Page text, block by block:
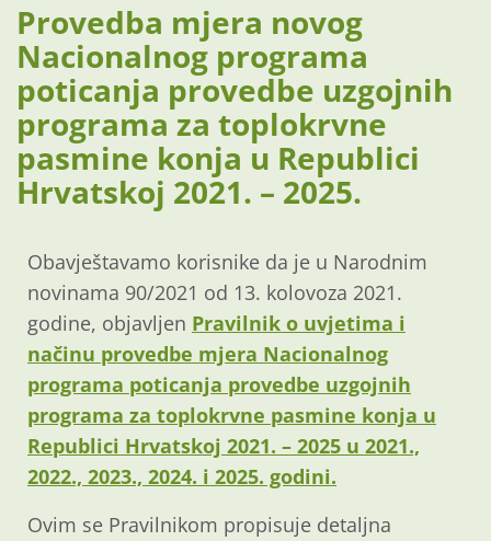
Provedba mjera novog
Nacionalnog programa
poticanja provedbe uzgojnih
programa za toplokrvne
pasmine konja u Republici
Hrvatskoj 2021. – 2025.
Obavještavamo korisnike da je u Narodnim
novinama 90/2021 od 13. kolovoza 2021.
godine, objavljen Pravilnik o uvjetima i
načinu provedbe mjera Nacionalnog
programa poticanja provedbe uzgojnih
programa za toplokrvne pasmine konja u
Republici Hrvatskoj 2021. – 2025 u 2021.,
2022., 2023., 2024. i 2025. godini.
Ovim se Pravilnikom propisuje detaljna